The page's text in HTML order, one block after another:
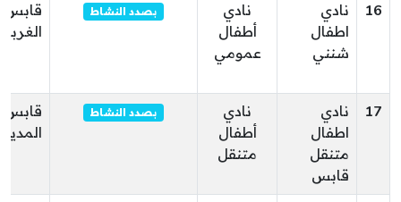
16
نادي
اطفال
شنني
نادي
أطفال
عمومي
بصدد النشاط
قابس
17
نادي
اطفال
متنقل
قابس
نادي
أطفال
متنقل
بصدد النشاط
قابس